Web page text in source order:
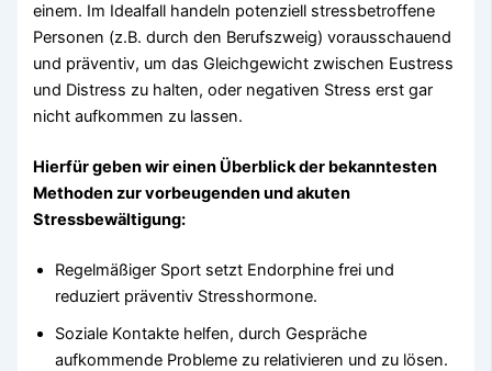
einem. Im Idealfall handeln potenziell stressbetroffene
Personen (z.B. durch den Berufszweig) vorausschauend
und präventiv, um das Gleichgewicht zwischen Eustress
und Distress zu halten, oder negativen Stress erst gar
nicht aufkommen zu lassen.
Hierfür geben wir einen Überblick der bekanntesten
Methoden zur vorbeugenden und akuten
Stressbewältigung:
Regelmäßiger Sport setzt Endorphine frei und
reduziert präventiv Stresshormone.
Soziale Kontakte helfen, durch Gespräche
aufkommende Probleme zu relativieren und zu lösen.